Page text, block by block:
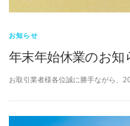
お知らせ
年末年始休業のお知
お取引業者様各位誠に勝手ながら、